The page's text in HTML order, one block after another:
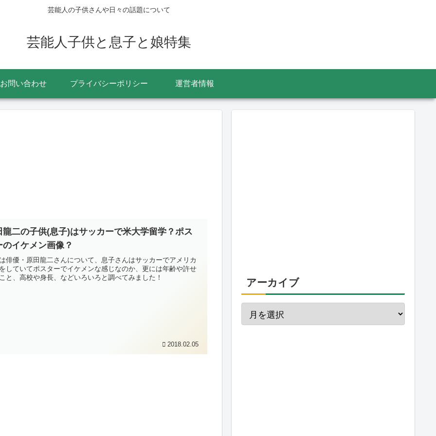
芸能人の子供さんや日々の話題について
芸能人子供と息子と娘特集
お問い合わせ プライバシーポリシー 運営者情報
龍二の子供(息子)はサッカーで米大学留学？ポス
のイケメン画像？
俳優・原田龍二さんについて、息子さんはサッカーでアメリカ
していてポスターでイケメンな感じなのか、更には年齢や許せ
と、高校や身長、などいろいろと調べてみました！
2018.02.05
アーカイブ